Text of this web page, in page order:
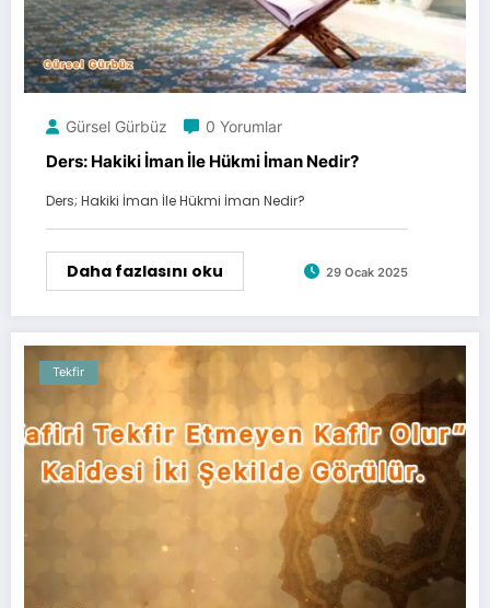
Gürsel Gürbüz 0 Yorumlar
Ders: Hakiki İman İle Hükmi İman Nedir?
Ders; Hakiki İman İle Hükmi İman Nedir?
Daha fazlasını oku 29 Ocak 2025
Tekfir